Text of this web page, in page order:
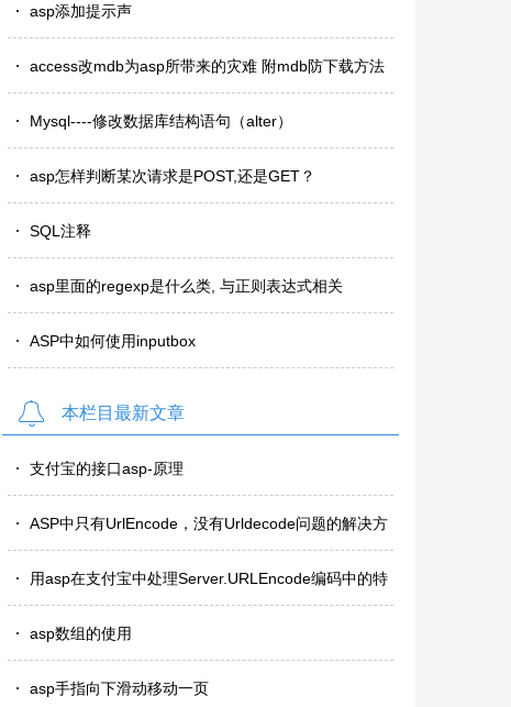
asp添加提示声
access改mdb为asp所带来的灾难 附mdb防下载方法
Mysql----修改数据库结构语句（alter）
asp怎样判断某次请求是POST,还是GET？
SQL注释
asp里面的regexp是什么类, 与正则表达式相关
ASP中如何使用inputbox
本栏目最新文章
支付宝的接口asp-原理
ASP中只有UrlEncode，没有Urldecode问题的解决方
法？
用asp在支付宝中处理Server.URLEncode编码中的特
殊字符
asp数组的使用
asp手指向下滑动移动一页